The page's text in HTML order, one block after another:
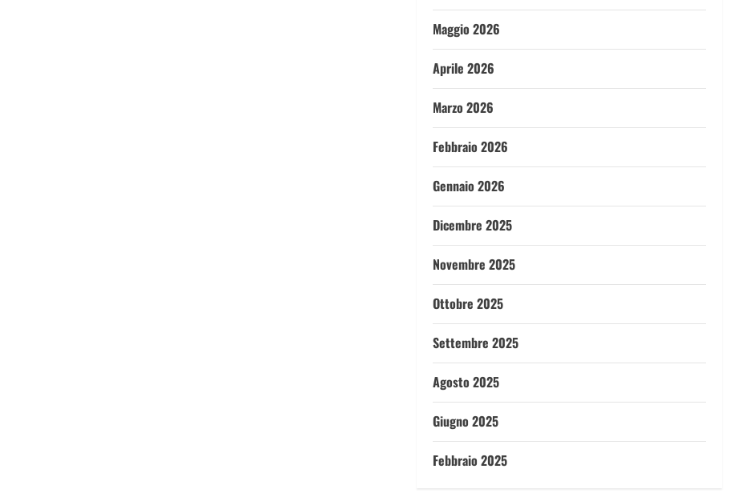
Maggio 2026
Aprile 2026
Marzo 2026
Febbraio 2026
Gennaio 2026
Dicembre 2025
Novembre 2025
Ottobre 2025
Settembre 2025
Agosto 2025
Giugno 2025
Febbraio 2025